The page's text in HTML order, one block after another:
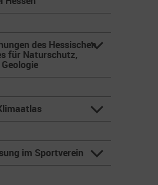
des Hessischen
für Naturschutz,
im Sportverein